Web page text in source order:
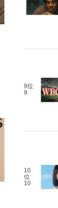
9位
9
10
位
10